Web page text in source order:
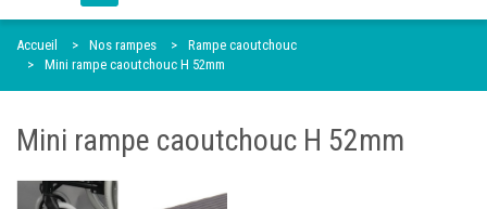
Accueil Nos rampes
Rampe caoutchouc
Mini rampe caoutchouc H 52mm
Mini rampe caoutchouc H 52mm